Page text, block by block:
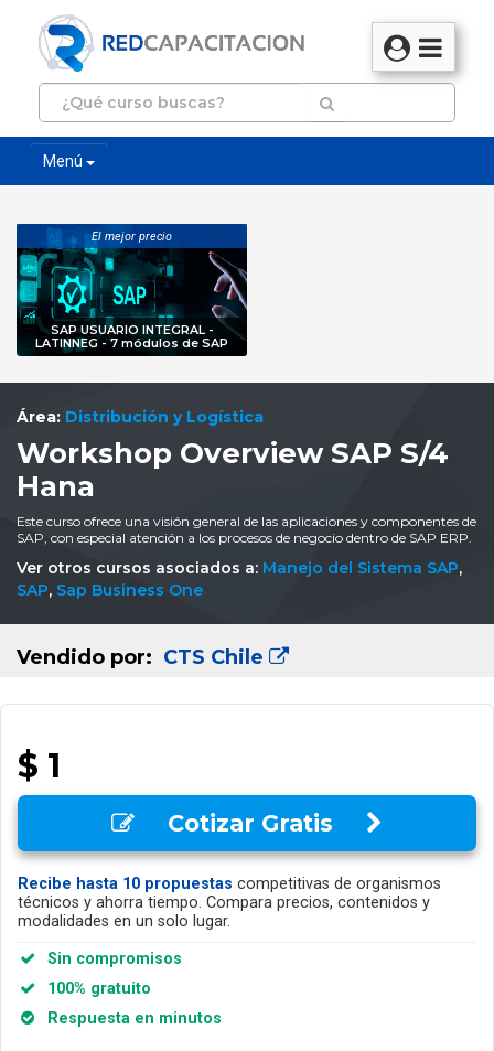
Menú
El mejor precio
SAP USUARIO INTEGRAL -
LATINNEG - 7 módulos de SAP
Área: Distribución y Logística
Workshop Overview SAP S/4
Hana
Este curso ofrece una visión general de las aplicaciones y componentes de
SAP, con especial atención a los procesos de negocio dentro de SAP ERP.
Ver otros cursos asociados a: Manejo del Sistema SAP,
SAP, Sap Business One
Vendido por: CTS Chile
$ 1
Cotizar Gratis
Recibe hasta 10 propuestas competitivas de organismos
técnicos y ahorra tiempo. Compara precios, contenidos y
modalidades en un solo lugar.
Sin compromisos
100% gratuito
Respuesta en minutos